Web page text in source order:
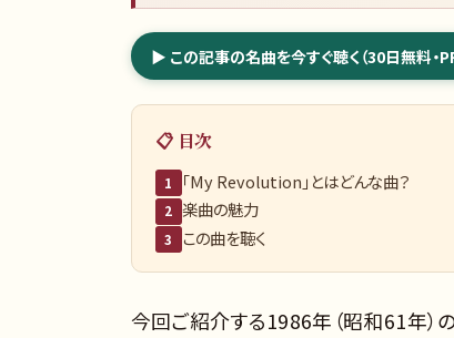
▶ この記事の名曲を今すぐ聴く（30日無料・PR
📋 目次
1 「My Revolution」とはどんな曲？
2 楽曲の魅力
3 この曲を聴く
今回ご紹介する1986年（昭和61年）